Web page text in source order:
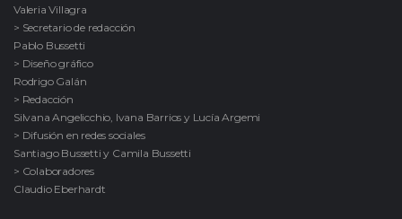
Valeria Villagra
> Secretario de redacción
Pablo Bussetti
> Diseño gráfico
Rodrigo Galán
> Redacción
Silvana Angelicchio, Ivana Barrios y Lucía Argemi
> Difusión en redes sociales
Santiago Bussetti y Camila Bussetti
> Colaboradores
Claudio Eberhardt